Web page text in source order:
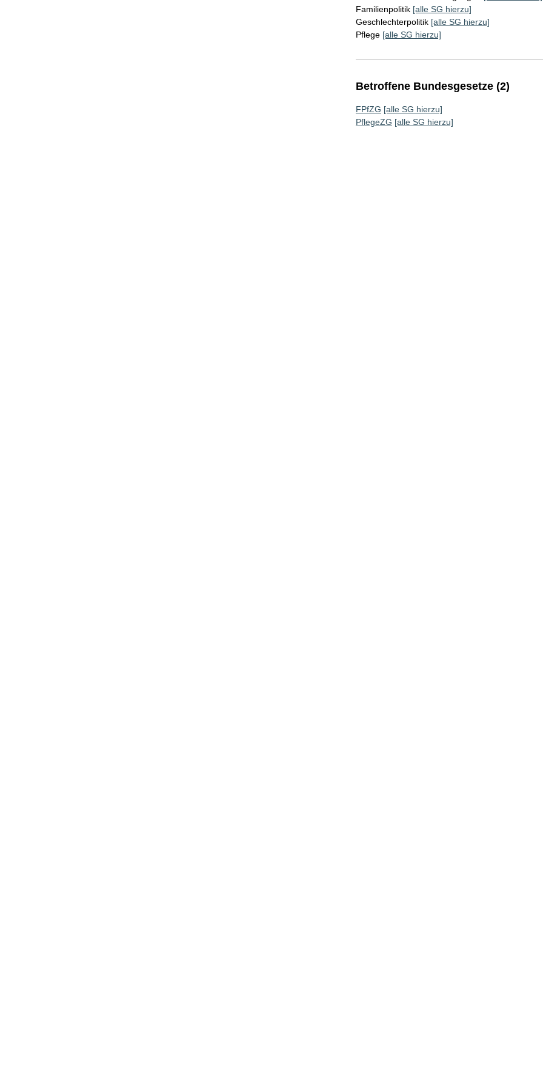
Familienpolitik [alle SG hierzu]
Geschlechterpolitik [alle SG hierzu]
Pflege [alle SG hierzu]
Betroffene Bundesgesetze (2)
FPfZG [alle SG hierzu]
PflegeZG [alle SG hierzu]